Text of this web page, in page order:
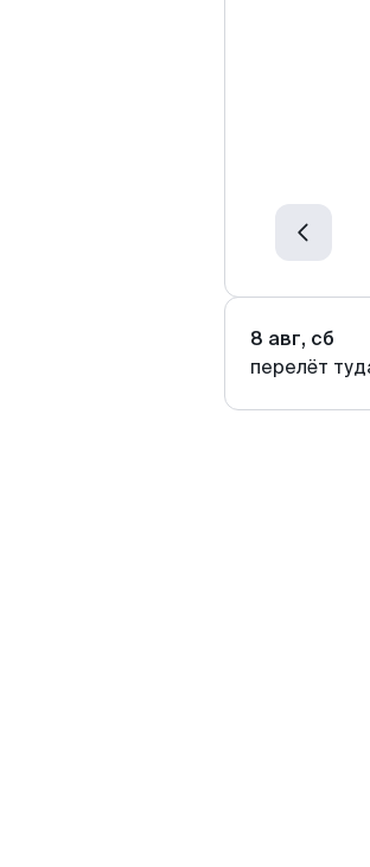
8 авг, сб
перелёт